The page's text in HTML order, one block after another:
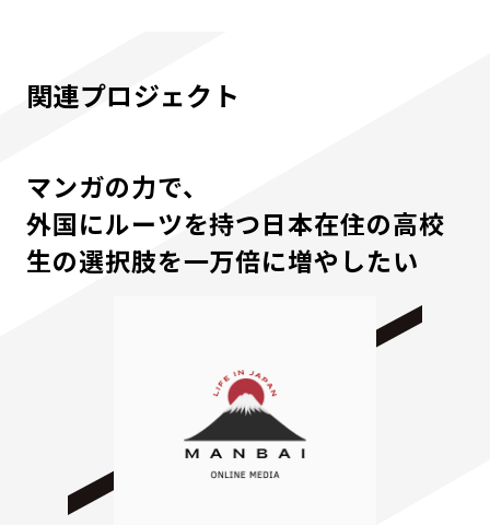
関連プロジェクト
マンガの力で、
外国にルーツを持つ日本在住の高校
生の選択肢を一万倍に増やしたい